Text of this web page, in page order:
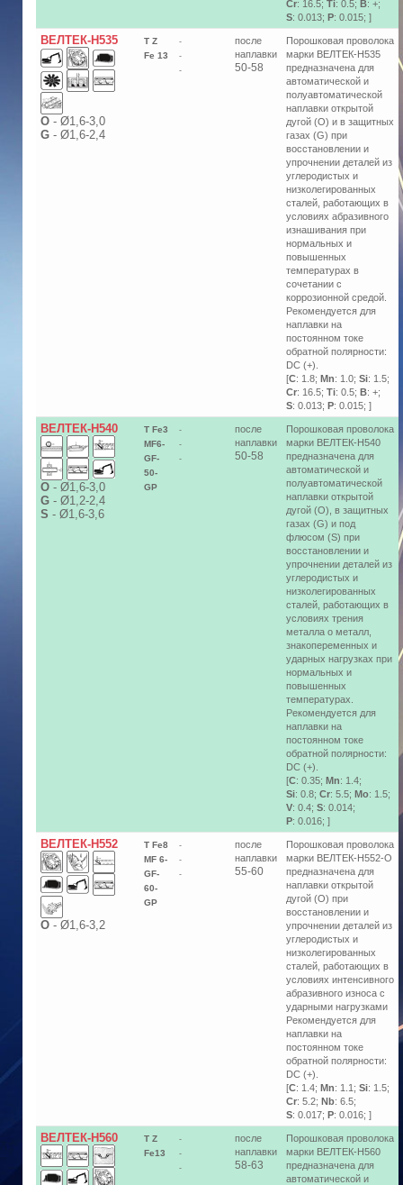
Cr: 16.5; Ti: 0.5; B: +;
S: 0.013; P: 0.015; ]
ВЕЛТЕК-Н535
О - Ø1,6-3,0
G - Ø1,6-2,4
T Z
Fe 13
-
-
-
после
наплавки
50-58
Порошковая проволока
марки ВЕЛТЕК-Н535
предназначена для
автоматической и
полуавтоматической
наплавки открытой
дугой (O) и в защитных
газах (G) при
восстановлении и
упрочнении деталей из
углеродистых и
низколегированных
сталей, работающих в
условиях абразивного
изнашивания при
нормальных и
повышенных
температурах в
сочетании с
коррозионной средой.
Рекомендуется для
наплавки на
постоянном токе
обратной полярности:
DC (+).
[C: 1.8; Mn: 1.0; Si: 1.5;
Cr: 16.5; Ti: 0.5; B: +;
S: 0.013; P: 0.015; ]
ВЕЛТЕК-Н540
О - Ø1,6-3,0
G - Ø1,2-2,4
S - Ø1,6-3,6
T Fe3
MF6-
GF-
50-
GP
-
-
-
после
наплавки
50-58
Порошковая проволока
марки ВЕЛТЕК-Н540
предназначена для
автоматической и
полуавтоматической
наплавки открытой
дугой (O), в защитных
газах (G) и под
флюсом (S) при
восстановлении и
упрочнении деталей из
углеродистых и
низколегированных
сталей, работающих в
условиях трения
металла о металл,
знакопеременных и
ударных нагрузках при
нормальных и
повышенных
температурах.
Рекомендуется для
наплавки на
постоянном токе
обратной полярности:
DC (+).
[C: 0.35; Mn: 1.4;
Si: 0.8; Cr: 5.5; Mo: 1.5;
V: 0.4; S: 0.014;
P: 0.016; ]
ВЕЛТЕК-Н552
О - Ø1,6-3,2
T Fe8
MF 6-
GF-
60-
GP
-
-
-
после
наплавки
55-60
Порошковая проволока
марки ВЕЛТЕК-Н552-О
предназначена для
наплавки открытой
дугой (О) при
восстановлении и
упрочнении деталей из
углеродистых и
низколегированных
сталей, работающих в
условиях интенсивного
абразивного износа с
ударными нагрузками
Рекомендуется для
наплавки на
постоянном токе
обратной полярности:
DC (+).
[C: 1.4; Mn: 1.1; Si: 1.5;
Cr: 5.2; Nb: 6.5;
S: 0.017; P: 0.016; ]
ВЕЛТЕК-Н560
T Z
Fe13
-
-
-
после
наплавки
58-63
Порошковая проволока
марки ВЕЛТЕК-Н560
предназначена для
автоматической и